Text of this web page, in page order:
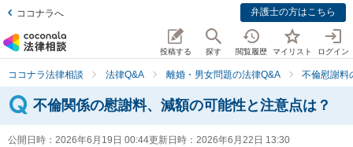
ココナラへ 弁護士の方はこちら
投稿する 探す 閲覧履歴 マイリスト ログイン
ココナラ法律相談 法律Q&A 離婚・男女問題の法律Q&A 不倫慰謝料
不倫関係の慰謝料、減額の可能性と注意点は？
公開日時： 2026年6月19日 00:44更新日時： 2026年6月22日 13:30